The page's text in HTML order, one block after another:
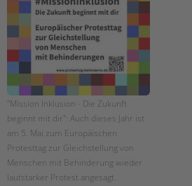
Zertfikatskurse
Seminarkalender
Seminarräume
STADTTEILARBEIT
PROFIL | LEITBILD
Bereiche im Überblick
Kinder- und Jugendschutz
Unsere Videos
Gesellschafter VdK
"Mission Inklusion - Die Zukunft
beginnt mit dir": Auch dieses Jahr ist
am 5. Mai zum Europäischen
Protesttag zur Gleichstellung von
Menschen mit Behinderung wieder
lautstarker Protest angesagt.